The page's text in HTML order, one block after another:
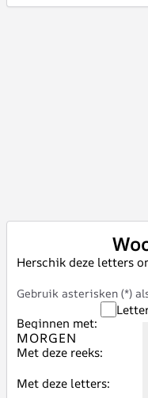
Herschik deze letters
Gebruik asterisken (*)
Beginnen met:
Met deze reeks:
Met deze letters: